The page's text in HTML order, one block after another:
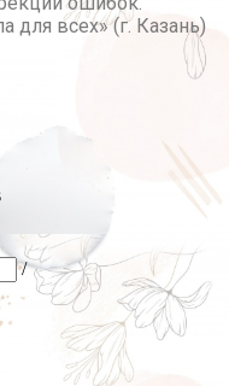
для всех» (г. Казань)